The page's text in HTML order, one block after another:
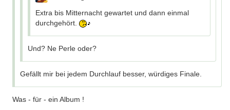
Extra bis Mitternacht gewartet und dann einmal
durchgehört.
Und? Ne Perle oder?
Gefällt mir bei jedem Durchlauf besser, würdiges Finale.
Was - für - ein Album !